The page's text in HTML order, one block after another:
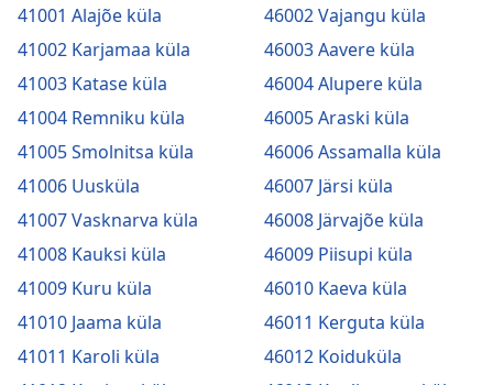
41001 Alajõe küla
41002 Karjamaa küla
41003 Katase küla
41004 Remniku küla
41005 Smolnitsa küla
41006 Uusküla
41007 Vasknarva küla
41008 Kauksi küla
41009 Kuru küla
41010 Jaama küla
41011 Karoli küla
46002 Vajangu küla
46003 Aavere küla
46004 Alupere küla
46005 Araski küla
46006 Assamalla küla
46007 Järsi küla
46008 Järvajõe küla
46009 Piisupi küla
46010 Kaeva küla
46011 Kerguta küla
46012 Koiduküla